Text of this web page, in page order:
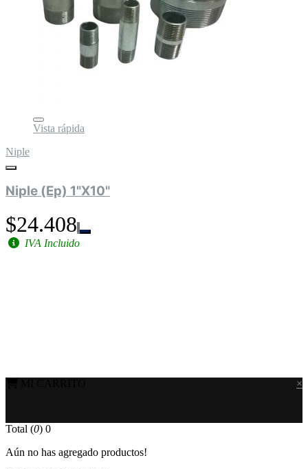
Vista rápida
Niple
Niple (Ep) 1"X10"
$24.408
IVA Incluido
×
Total (0) 0
Aún no has agregado productos!